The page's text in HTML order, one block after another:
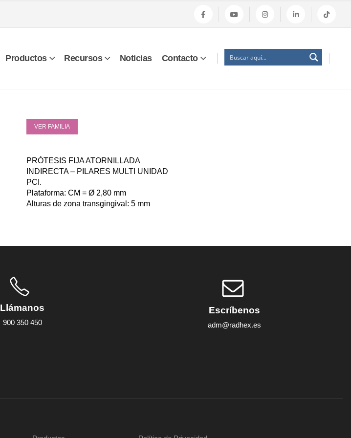
Productos Recursos Noticias Contacto
VER FAMILIA
PRÓTESIS FIJA ATORNILLADA
INDIRECTA – PILARES MULTI UNIDAD
PCI.
Plataforma: CM = Ø 2,80 mm
Alturas de zona transgingival: 5 mm
Llámanos
900 350 450
Escríbenos
adm@radhex.es